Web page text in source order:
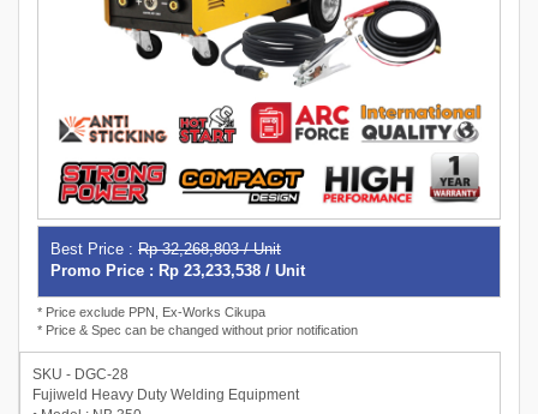
Best Price : Rp 32,268,803 / Unit
Promo Price : Rp 23,233,538 / Unit
* Price exclude PPN, Ex-Works Cikupa
* Price & Spec can be changed without prior notification
SKU - DGC-28
Fujiweld Heavy Duty Welding Equipment